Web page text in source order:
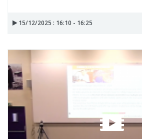
15/12/2025 : 16:10 - 16:25